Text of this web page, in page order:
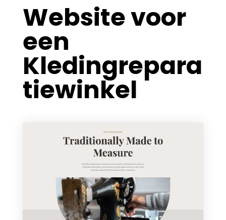
Website voor
een
Kledingrepara
tiewinkel